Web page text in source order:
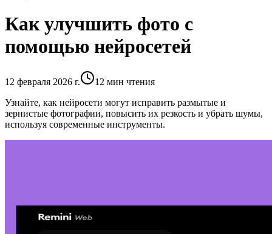
Как улучшить фото с
помощью нейросетей
12 февраля 2026 г. 12 мин чтения
Узнайте, как нейросети могут исправить размытые и
зернистые фотографии, повысить их резкость и убрать шумы,
используя современные инструменты.